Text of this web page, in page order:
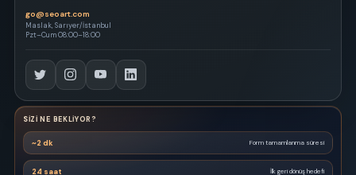
go@seoart.com
Maslak, Sarıyer/İstanbul
Pzt–Cum 08:00–18:00
SIZI NE BEKLIYOR?
~2 dk Form tamamlanma süresi
24 saat İlk geri dönüş hedefi